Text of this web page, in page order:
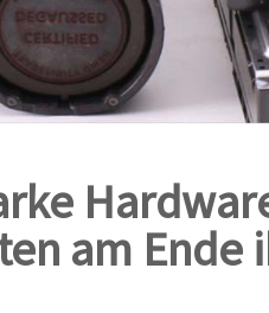
am Ende